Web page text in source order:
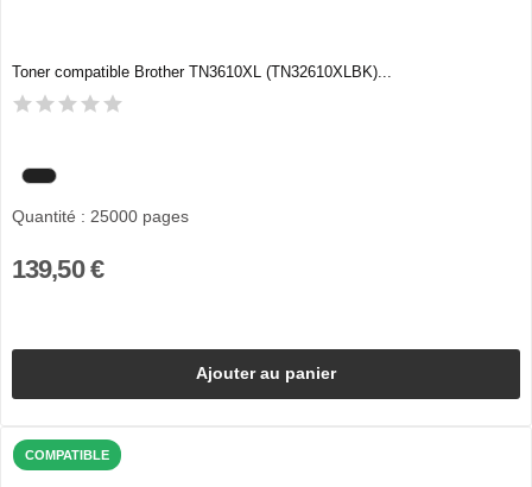
Toner compatible Brother TN3610XL (TN32610XLBK)...
Quantité : 25000 pages
139,50 €
Ajouter au panier
COMPATIBLE